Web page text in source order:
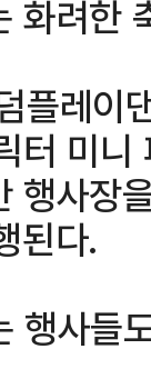
화려한
플레이
터 미
행사장
된다.
행사들